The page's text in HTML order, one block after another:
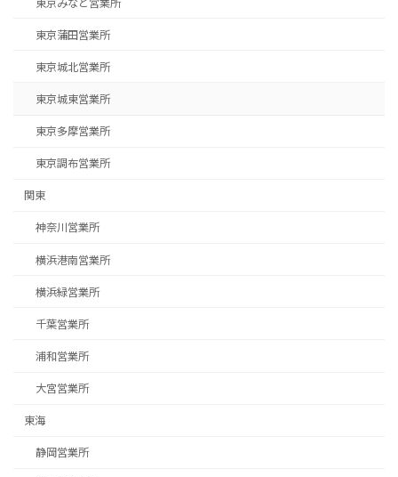
東京蒲田営業所
東京城北営業所
東京城東営業所
東京多摩営業所
東京調布営業所
関東
神奈川営業所
横浜港南営業所
横浜緑営業所
千葉営業所
浦和営業所
大宮営業所
東海
静岡営業所